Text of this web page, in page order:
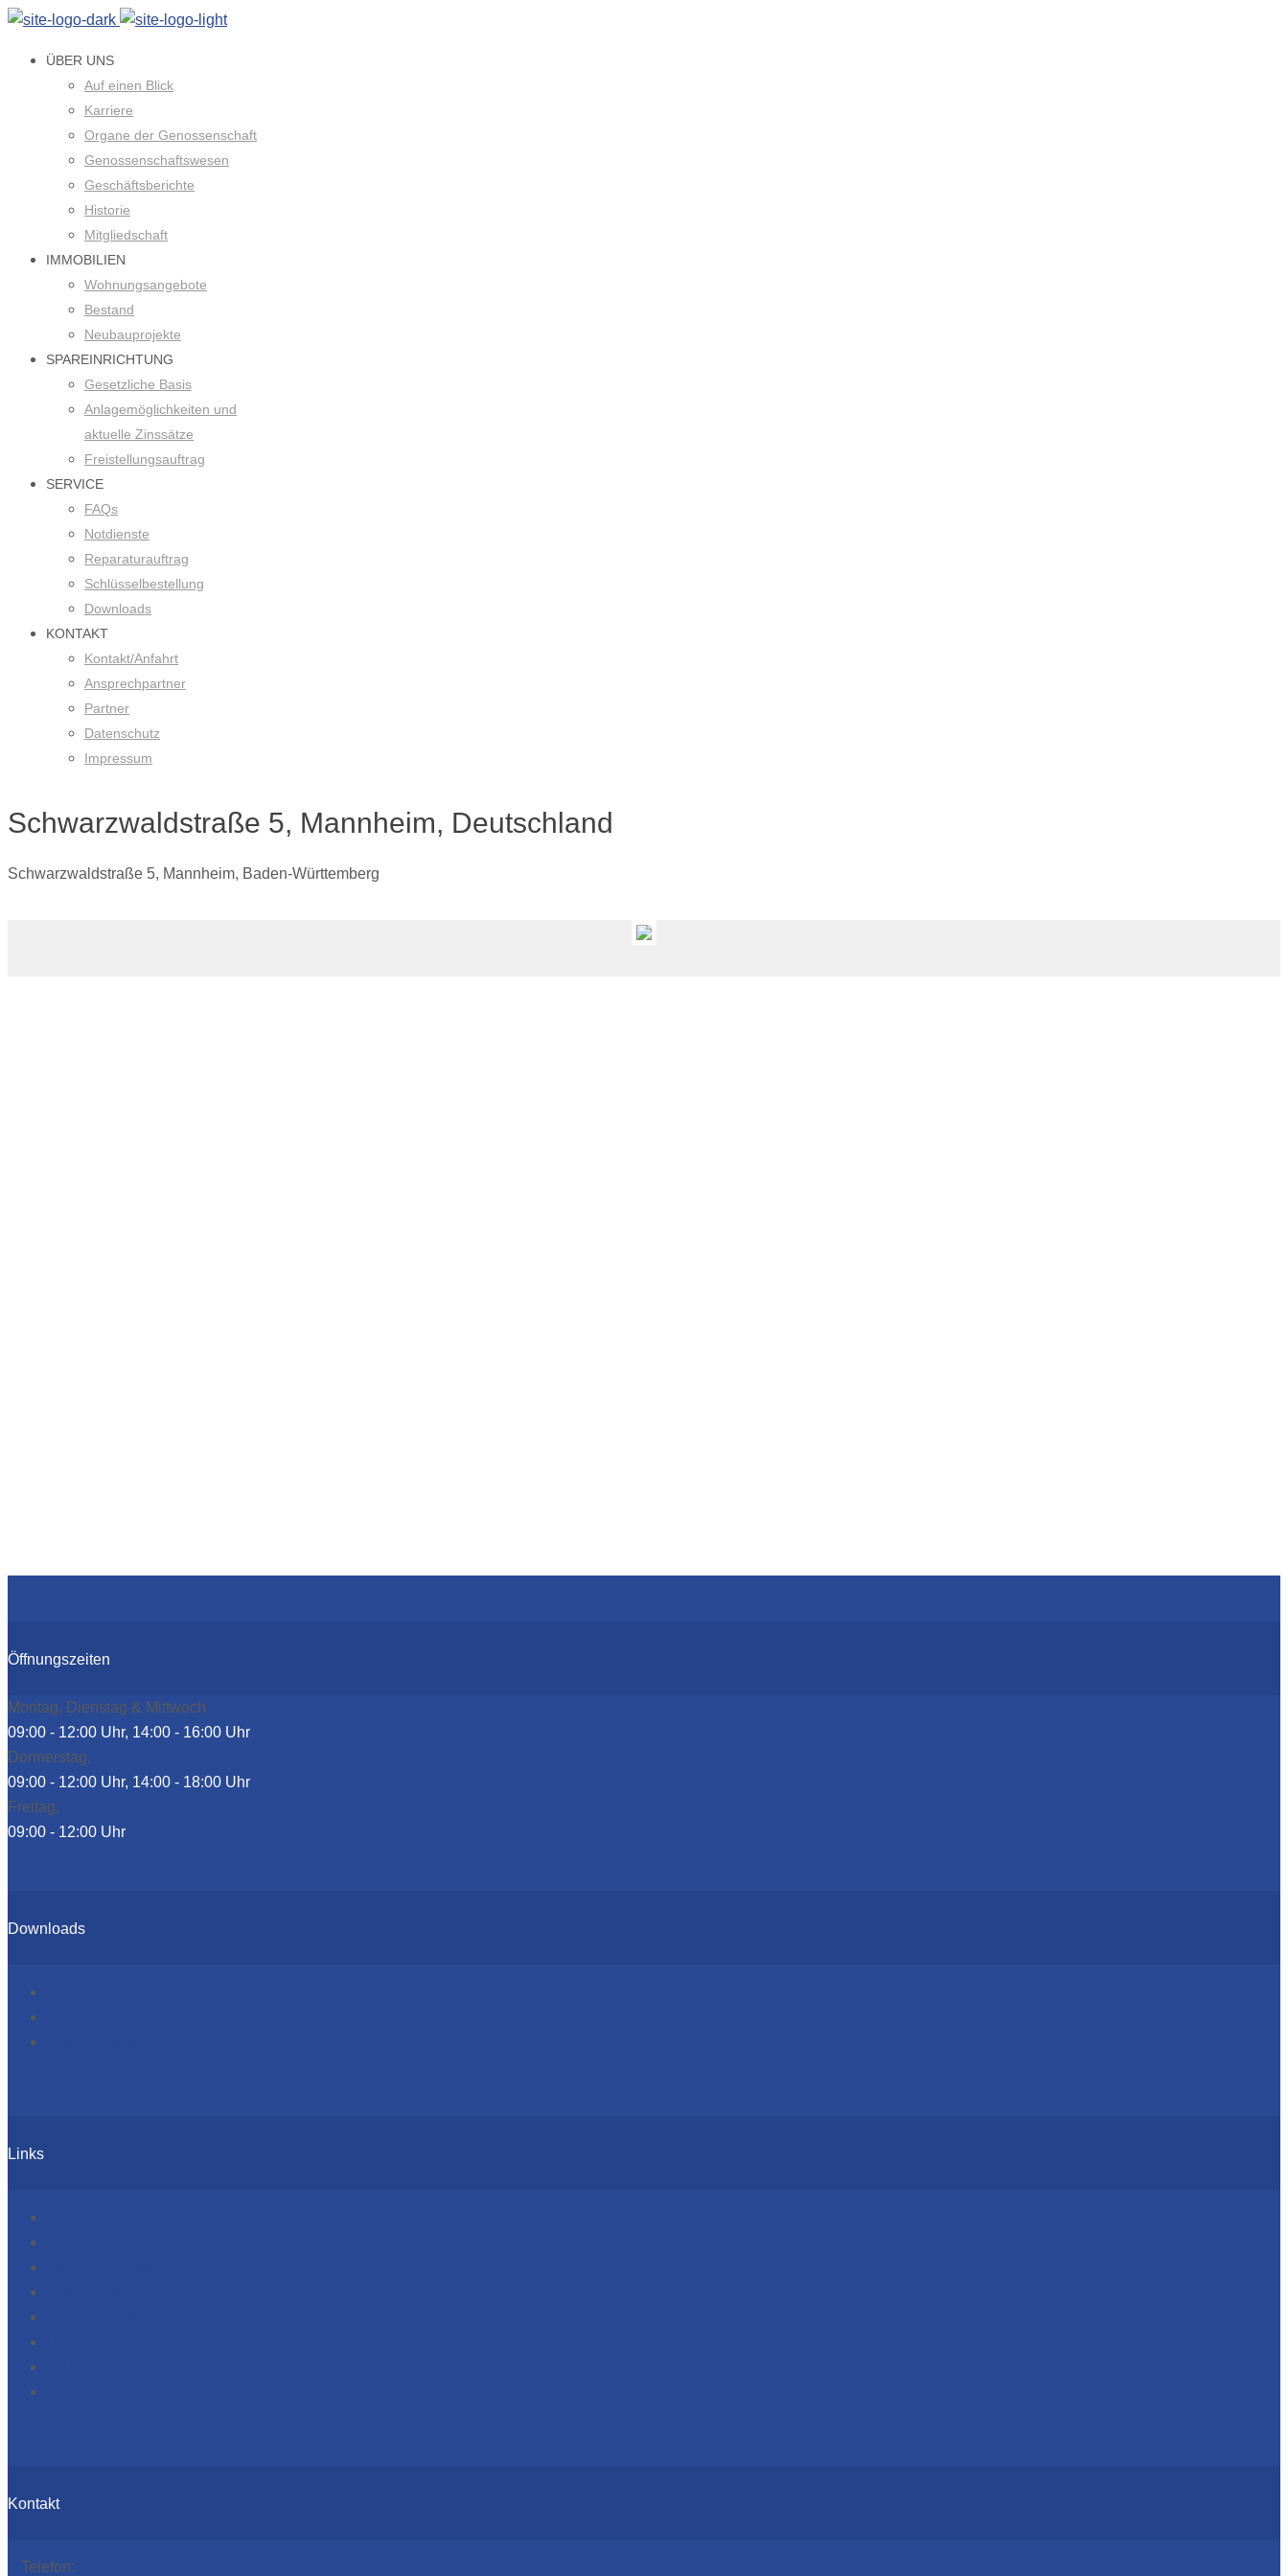
ÜBER UNS
Auf einen Blick
Karriere
Organe der Genossenschaft
Genossenschaftswesen
Geschäftsberichte
Historie
Mitgliedschaft
IMMOBILIEN
Wohnungsangebote
Bestand
Neubauprojekte
SPAREINRICHTUNG
Gesetzliche Basis
Anlagemöglichkeiten und
aktuelle Zinssätze
Freistellungsauftrag
SERVICE
FAQs
Notdienste
Reparaturauftrag
Schlüsselbestellung
Downloads
KONTAKT
Kontakt/Anfahrt
Ansprechpartner
Partner
Datenschutz
Impressum
Schwarzwaldstraße 5, Mannheim, Deutschland
Schwarzwaldstraße 5, Mannheim, Baden-Württemberg
Öffnungszeiten
Montag, Dienstag & Mittwoch
09:00 - 12:00 Uhr, 14:00 - 16:00 Uhr
Donnerstag,
09:00 - 12:00 Uhr, 14:00 - 18:00 Uhr
Freitag,
09:00 - 12:00 Uhr
Downloads
Links
Kontakt
Telefon: